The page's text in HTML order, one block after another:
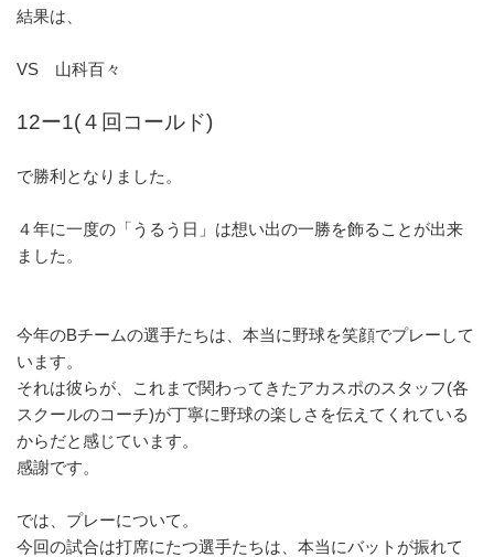
結果は、
VS 山科百々
12ー1(４回コールド)
で勝利となりました。
４年に一度の「うるう日」 は想い出の一勝を飾ることが出来
ました。
今年のBチームの選手たちは、 本当に野球を笑顔でプレーして
います。
それは彼らが、これまで関わってきたアカスポのスタッフ(各
スクールのコーチ)が丁寧に野球の楽しさを伝えてくれている
からだと感じています。
感謝です。
では、プレーについて。
今回の試合は打席にたつ選手たちは、 本当にバットが振れて